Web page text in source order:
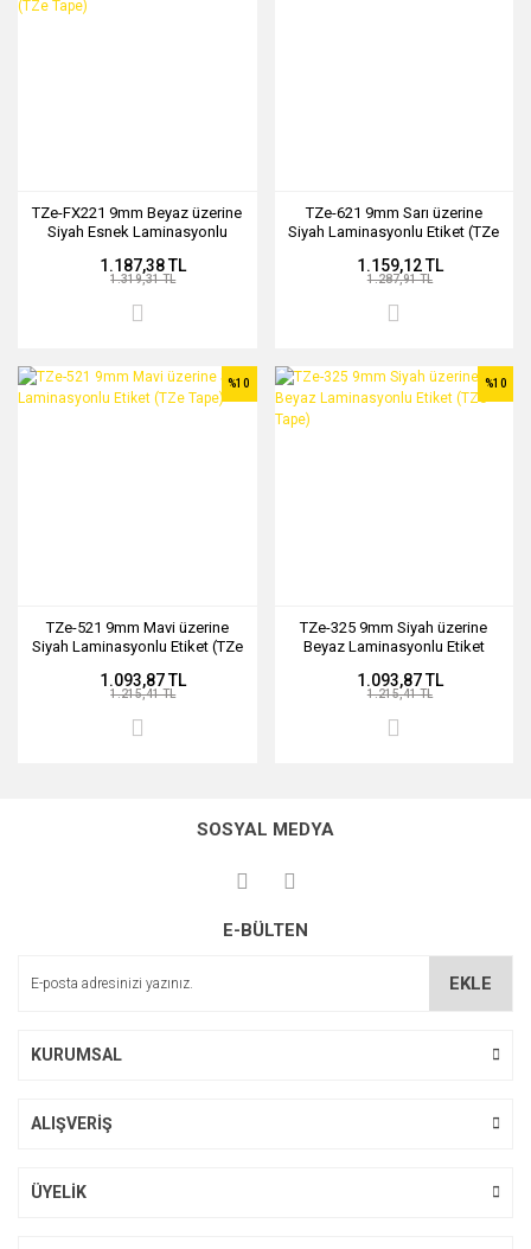
TZe-FX221 9mm Beyaz üzerine
Siyah Esnek Laminasyonlu
1.187,38 TL
1.319,31 TL
TZe-621 9mm Sarı üzerine
Siyah Laminasyonlu Etiket (TZe
1.159,12 TL
1.287,91 TL
TZe-521 9mm Mavi üzerine
Siyah Laminasyonlu Etiket (TZe
%10
1.093,87 TL
1.215,41 TL
TZe-325 9mm Siyah üzerine
Beyaz Laminasyonlu Etiket
%10
1.093,87 TL
1.215,41 TL
SOSYAL MEDYA
E-BÜLTEN
EKLE
KURUMSAL
ALIŞVERİŞ
ÜYELİK